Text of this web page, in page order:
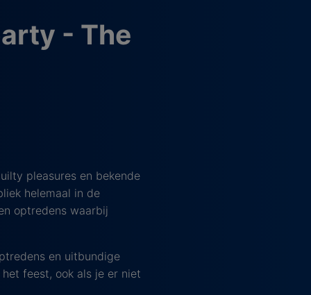
- The
pleasures en bekende
helemaal in de
optredens waarbij
en uitbundige
feest, ook als je er niet